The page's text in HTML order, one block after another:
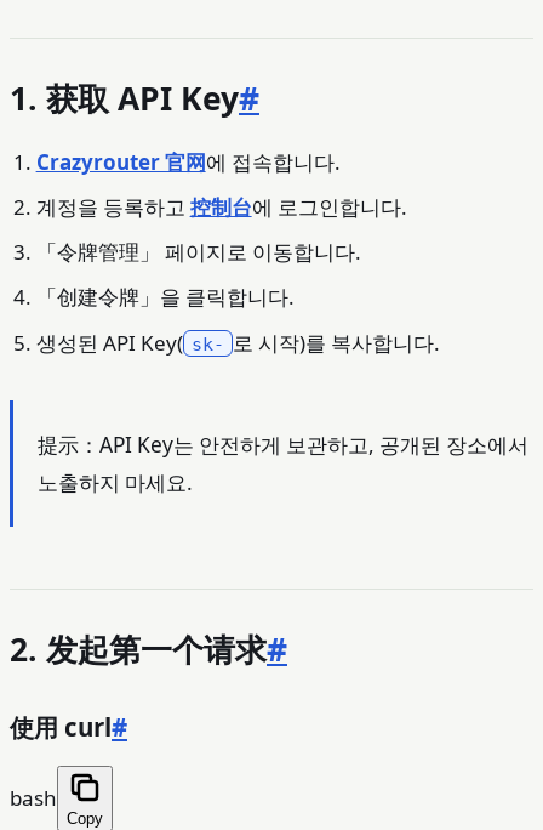
1. 获取 API Key#
Crazyrouter 官网에 접속합니다.
계정을 등록하고 控制台에 로그인합니다.
「令牌管理」 페이지로 이동합니다.
「创建令牌」을 클릭합니다.
생성된 API Key( sk- 로 시작)를 복사합니다.
提示：API Key는 안전하게 보관하고, 공개된 장소에서
노출하지 마세요.
2. 发起第一个请求#
使用 curl#
bash
Copy